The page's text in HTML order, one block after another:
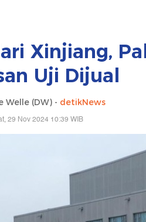
Xinjiang,
Uji Dijual
Welle (DW) - detikNews
29 Nov 2024 10:39 WIB